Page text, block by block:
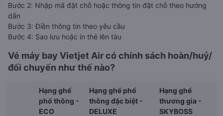
Bước 2: Nhập mã đặt chỗ hoặc thông tin đặt chỗ theo hướng
dẫn
Bước 3: Điền thông tin theo yêu cầu
Bước 4: Sao lưu hoặc in thẻ lên tàu
Vé máy bay Vietjet Air có chính sách hoàn/huỷ/
đổi chuyến như thế nào?
Hạng ghế
phổ thông -
ECO
Hạng ghế phổ
thông đặc biệt -
DELUXE
Hạng ghế
thương gia -
SKYBOSS